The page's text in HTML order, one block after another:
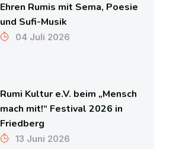
Ehren Rumis mit Sema, Poesie
und Sufi-Musik
04 Juli 2026
Rumi Kultur e.V. beim „Mensch
mach mit!“ Festival 2026 in
Friedberg
13 Juni 2026